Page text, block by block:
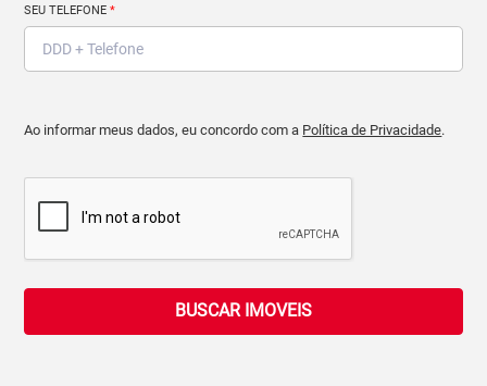
SEU TELEFONE*
Ao informar meus dados, eu concordo com a Política de Privacidade.
BUSCAR IMOVEIS